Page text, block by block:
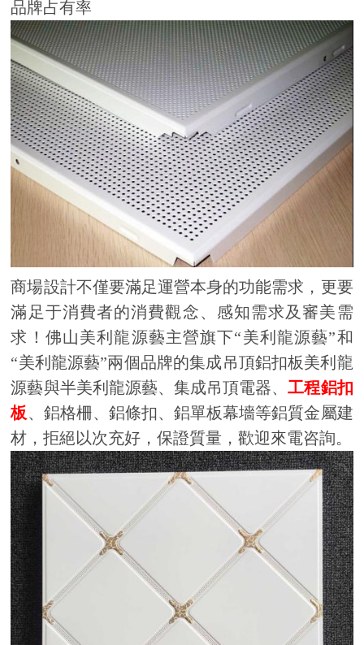
品牌占有率
商場設計不僅要滿足運營本身的功能需求，更要
滿足于消費者的消費觀念、感知需求及審美需
求！佛山美利龍源藝主營旗下“美利龍源藝”和
“美利龍源藝”兩個品牌的集成吊頂鋁扣板美利龍
源藝與半美利龍源藝、集成吊頂電器、工程鋁扣
板 、鋁格柵、鋁條扣、鋁單板幕墻等鋁質金屬建
材，拒絕以次充好，保證質量，歡迎來電咨詢。